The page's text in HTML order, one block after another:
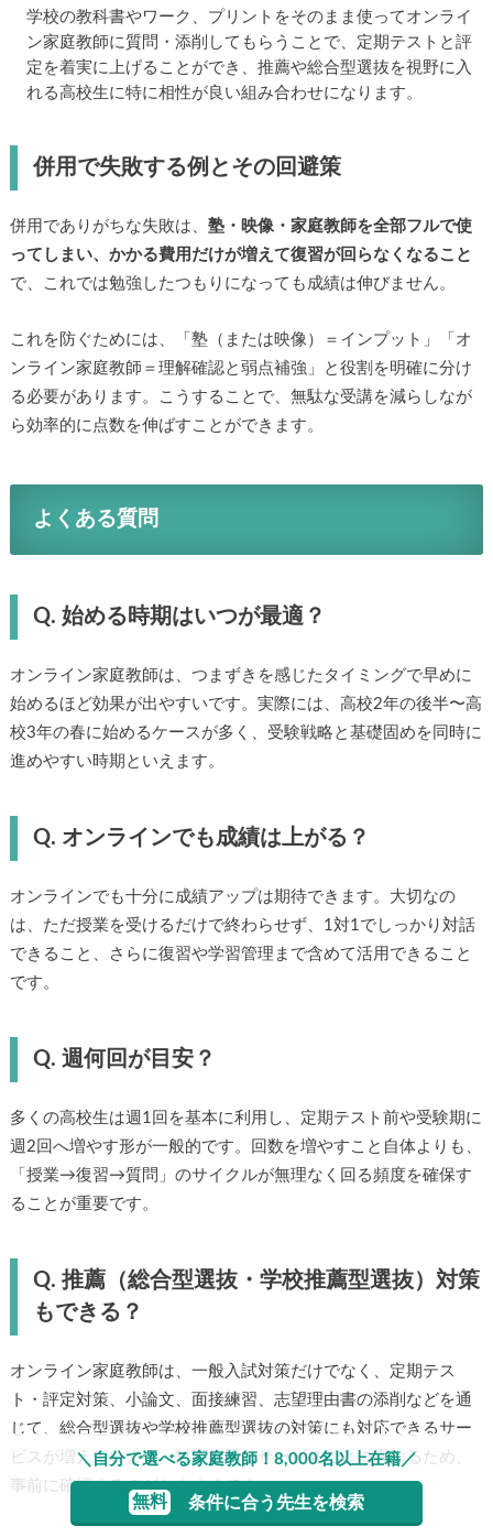
学校の教科書やワーク、プリントをそのまま使ってオンライ
ン家庭教師に質問・添削してもらうことで、定期テストと評
定を着実に上げることができ、推薦や総合型選抜を視野に入
れる高校生に特に相性が良い組み合わせになります。
併用で失敗する例とその回避策
併用でありがちな失敗は、 塾・映像・家庭教師を全部フルで使
ってしまい、かかる費用だけが増えて復習が回らなくなること
で、これでは勉強したつもりになっても成績は伸びません。
これを防ぐためには、「塾（または映像）＝インプット」「オ
ンライン家庭教師＝理解確認と弱点補強」と役割を明確に分け
る必要があります。こうすることで、無駄な受講を減らしなが
ら効率的に点数を伸ばすことができます。
よくある質問
Q. 始める時期はいつが最適？
オンライン家庭教師は、つまずきを感じたタイミングで早めに
始めるほど効果が出やすいです。実際には、高校2年の後半〜高
校3年の春に始めるケースが多く、受験戦略と基礎固めを同時に
進めやすい時期といえます。
Q. オンラインでも成績は上がる？
オンラインでも十分に成績アップは期待できます。大切なの
は、ただ授業を受けるだけで終わらせず、1対1でしっかり対話
できること、さらに復習や学習管理まで含めて活用できること
です。
Q. 週何回が目安？
多くの高校生は週1回を基本に利用し、定期テスト前や受験期に
週2回へ増やす形が一般的です。回数を増やすこと自体よりも、
「授業→復習→質問」のサイクルが無理なく回る頻度を確保す
ることが重要です。
Q. 推薦（総合型選抜・学校推薦型選抜）対策
もできる？
オンライン家庭教師は、一般入試対策だけでなく、定期テス
ト・評定対策、小論文、面接練習、志望理由書の添削などを通
じて、総合型選抜や学校推薦型選抜の対策にも対応できるサー
ビスが増えています。対応範囲はサービスごとに異なるため、
事前に確認するのがおすすめです。
＼自分で選べる家庭教師！8,000名以上在籍／
無料 条件に合う先生を検索